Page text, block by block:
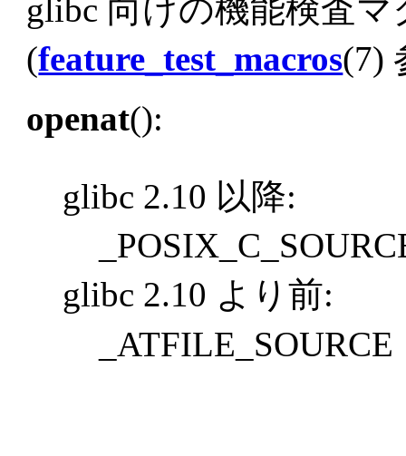
glibc 向けの機能検査
(feature_test_macros(7)
openat():
glibc 2.10 以降:
glibc 2.10 より前:
_ATFILE_SOURCE